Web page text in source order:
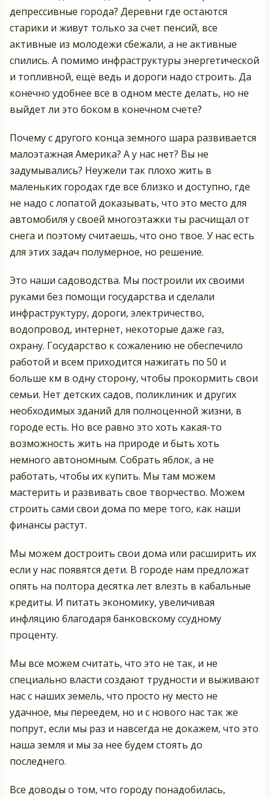
депрессивные города? Деревни где остаются
старики и живут только за счет пенсий, все
активные из молодежи сбежали, а не активные
спились. А помимо инфраструктуры энергетической
и топливной, ещё ведь и дороги надо строить. Да
конечно удобнее все в одном месте делать, но не
выйдет ли это боком в конечном счете?
Почему с другого конца земного шара развивается
малоэтажная Америка? А у нас нет? Вы не
задумывались? Неужели так плохо жить в
маленьких городах где все близко и доступно, где
не надо с лопатой доказывать, что это место для
автомобиля у своей многоэтажки ты расчищал от
снега и поэтому считаешь, что оно твое. У нас есть
для этих задач полумерное, но решение.
Это наши садоводства. Мы построили их своими
руками без помощи государства и сделали
инфраструктуру, дороги, электричество,
водопровод, интернет, некоторые даже газ,
охрану. Государство к сожалению не обеспечило
работой и всем приходится нажигать по 50 и
больше км в одну сторону, чтобы прокормить свои
семьи. Нет детских садов, поликлиник и других
необходимых зданий для полноценной жизни, в
городе есть. Но все равно это хоть какая-то
возможность жить на природе и быть хоть
немного автономным. Собрать яблок, а не
работать, чтобы их купить. Мы там можем
мастерить и развивать свое творчество. Можем
строить сами свои дома по мере того, как наши
финансы растут.
Мы можем достроить свои дома или расширить их
если у нас появятся дети. В городе нам предложат
опять на полтора десятка лет влезть в кабальные
кредиты. И питать экономику, увеличивая
инфляцию благодаря банковскому ссудному
проценту.
Мы все можем считать, что это не так, и не
специально власти создают трудности и выживают
нас с наших земель, что просто ну место не
удачное, мы переедем, но и с нового нас так же
попрут, если мы раз и навсегда не докажем, что это
наша земля и мы за нее будем стоять до
последнего.
Все доводы о том, что городу понадобилась,